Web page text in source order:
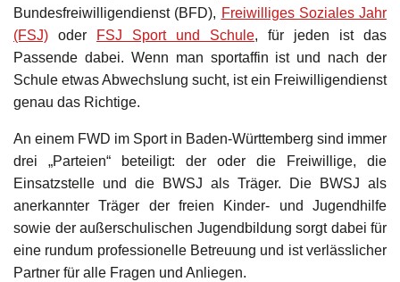
Bundesfreiwilligendienst (BFD), Freiwilliges Soziales Jahr
(FSJ) oder FSJ Sport und Schule, für jeden ist das
Passende dabei. Wenn man sportaffin ist und nach der
Schule etwas Abwechslung sucht, ist ein Freiwilligendienst
genau das Richtige.
An einem FWD im Sport in Baden-Württemberg sind immer
drei „Parteien“ beteiligt: der oder die Freiwillige, die
Einsatzstelle und die BWSJ als Träger. Die BWSJ als
anerkannter Träger der freien Kinder- und Jugendhilfe
sowie der außerschulischen Jugendbildung sorgt dabei für
eine rundum professionelle Betreuung und ist verlässlicher
Partner für alle Fragen und Anliegen.